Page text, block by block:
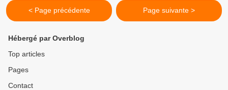
< Page précédente Page suivante >
Hébergé par Overblog
Top articles
Pages
Contact